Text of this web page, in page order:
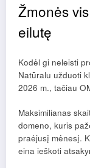
Žmonės
eilutę
Kodėl gi neleisti
Natūralu užduoti
2026 m., tačiau
Maksimilianas
domeno, kuris
praėjusį mėnesį.
eina ieškoti